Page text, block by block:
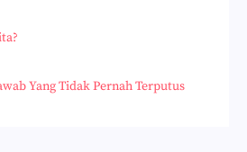
Yang Tidak Pernah Terputus